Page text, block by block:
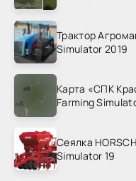
Трактор
Simulator 2019
Карта «СПК
Farming
Сеялка
Simulator 19